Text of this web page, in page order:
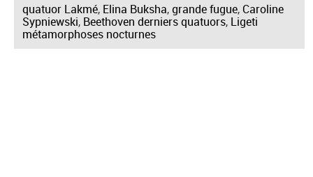
quatuor Lakmé, Elina Buksha,grande fugue, Caroline
Sypniewski, Beethoven derniers quatuors, Ligeti
métamorphoses nocturnes